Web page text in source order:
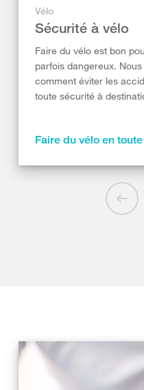
Vélo
Sécurité à vélo
Faire du vélo est bon
parfois dangereux.
comment éviter les
toute sécurité à
Faire du vélo en